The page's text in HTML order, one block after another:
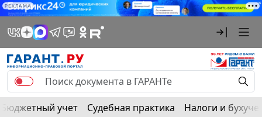
РЕКЛАМА
Бюджетный учет Судебная практика Налоги и